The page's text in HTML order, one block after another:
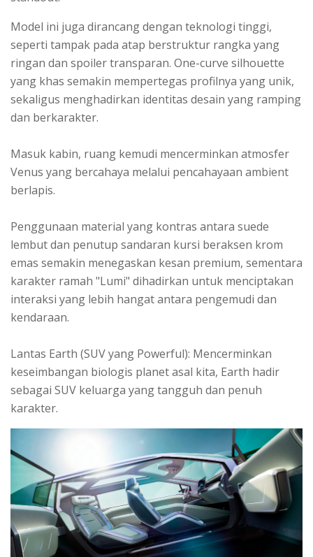
Model ini juga dirancang dengan teknologi tinggi,
seperti tampak pada atap berstruktur rangka yang
ringan dan spoiler transparan. One-curve silhouette
yang khas semakin mempertegas profilnya yang unik,
sekaligus menghadirkan identitas desain yang ramping
dan berkarakter.
Masuk kabin, ruang kemudi mencerminkan atmosfer
Venus yang bercahaya melalui pencahayaan ambient
berlapis.
Penggunaan material yang kontras antara suede
lembut dan penutup sandaran kursi beraksen krom
emas semakin menegaskan kesan premium, sementara
karakter ramah "Lumi" dihadirkan untuk menciptakan
interaksi yang lebih hangat antara pengemudi dan
kendaraan.
Lantas Earth (SUV yang Powerful): Mencerminkan
keseimbangan biologis planet asal kita, Earth hadir
sebagai SUV keluarga yang tangguh dan penuh
karakter.